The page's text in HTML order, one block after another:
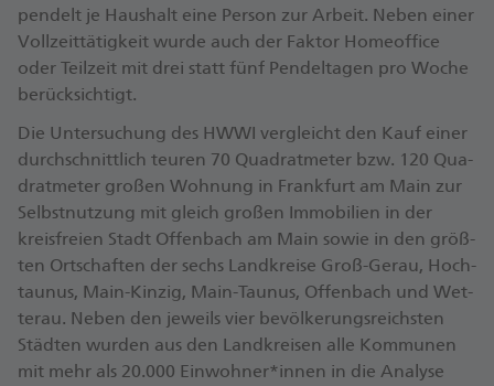
pen­delt je Haus­halt ei­ne Per­son zur Ar­beit. Ne­ben ei­ner
Voll­zeit­tä­tig­keit wur­de auch der Fak­tor Ho­me­of­fice
oder Teil­zeit mit drei statt fünf Pen­del­ta­gen pro Wo­che
be­rück­sich­tigt.
Die Un­ter­su­chung des HW­WI ver­gleicht den Kauf ei­ner
durch­schnitt­lich teu­ren 70 Qua­drat­me­ter bzw. 120 Qua­
drat­me­ter gro­ßen Woh­nung in Frank­furt am Main zur
Selbst­nut­zung mit gleich gro­ßen Im­mo­bi­li­en in der
kreis­frei­en Stadt Of­fen­bach am Main so­wie in den grö­ß­
ten Ort­schaf­ten der sechs Land­krei­se Groß-Gerau, Hoch­
tau­nus, Main-Kin­zig, Main-Tau­nus, Of­fen­bach und Wet­
terau. Ne­ben den je­weils vier be­völ­ke­rungs­reichs­ten
Städ­ten wur­den aus den Land­krei­sen al­le Kom­mu­nen
mit mehr als 20.000 Ein­woh­ner*in­nen in die Ana­ly­se